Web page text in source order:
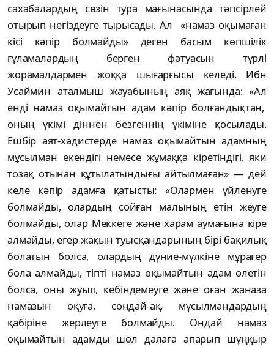
сахабалардың сөзін тура мағынасында тәпсірлей
отырып негіздеуге тырысады. Ал «намаз оқымаған
кісі кәпір болмайды» деген басым көпшілік
ғұламалардың берген фәтуасын түрлі
жорамалдармен жоққа шығарғысы келеді. Ибн
Усаймин аталмыш жауабының аяқ жағында:«Ал
енді намаз оқымайтын адам кәпір болғандықтан,
оның үкімі діннен безгеннің үкіміне қосылады.
Ешбір аят-хадистерде намаз оқымайтын адамның
мұсылман екендігі немесе жұмаққа кіретіндігі, яки
тозақ отынан құтылатындығы айтылмаған» — дей
келе кәпір адамға қатысты: «Олармен үйленуге
болмайды, олардың сойған малының етін жеуге
болмайды, олар Меккеге және харам аумағына кіре
алмайды, егер жақын туысқандарының бірі бақилық
болатын болса, олардың дүние-мүлкіне мұрагер
бола алмайды, тіпті намаз оқымайтын адам өлетін
болса, оны жуып, кебіндемеуге және оған жаназа
намазын оқуға, сондай-ақ, мұсылмандардың
қабіріне жерлеуге болмайды. Ондай намаз
оқымайтын адамды шөл далаға апарып шұңқыр